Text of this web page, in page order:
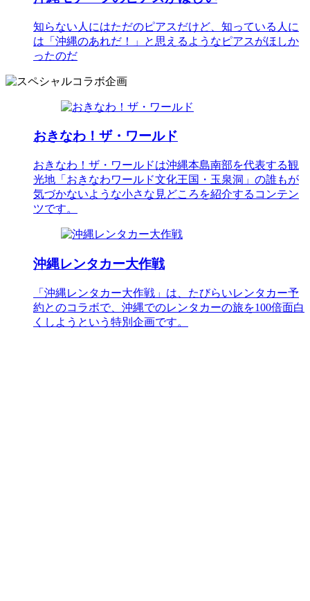
知らない人にはただのピアスだけど、知っている人に
は「沖縄のあれだ！」と思えるようなピアスがほしか
ったのだ
おきなわ！ザ・ワールド
おきなわ！ザ・ワールドは沖縄本島南部を代表する観
光地「おきなわワールド文化王国・玉泉洞」の誰もが
気づかないような小さな見どころを紹介するコンテン
ツです。
沖縄レンタカー大作戦
「沖縄レンタカー大作戦」は、たびらいレンタカー予
約とのコラボで、沖縄でのレンタカーの旅を100倍面白
くしようという特別企画です。